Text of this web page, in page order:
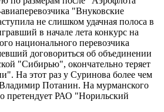
"Внуковские
не слишком удачная полоса в
в начале лета конкурс на
национального перевозчика
договориться об объединении
"Сибирью", окончательно теряет
На этот раз у Суринова более чем
Потанин. На мурманского
претендует РАО "Норильский